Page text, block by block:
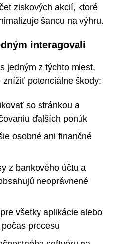
ziskových akcií, ktoré
šancu na výhru.
interagovali
jedným z týchto miest,
znížiť potenciálne škody:
so stránkou a
ďalších ponúk
osobné ani finančné
z bankového účtu a
neoprávnené
všetky aplikácie alebo
procesu